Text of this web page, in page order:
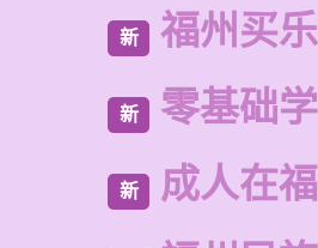
新 福州买
新 零基础
新 成人在